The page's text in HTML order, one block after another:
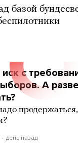
базой
с
А
день назад